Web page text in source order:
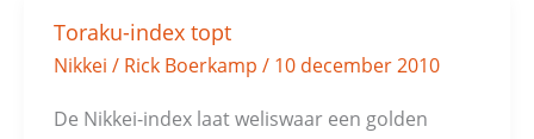
Toraku-index topt
Nikkei / Rick Boerkamp / 10 december 2010
De Nikkei-index laat weliswaar een golden
Toraku-
index
topt